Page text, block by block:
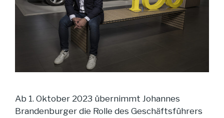
Ab 1. Oktober 2023 übernimmt Johannes
Brandenburger die Rolle des Geschäftsführers